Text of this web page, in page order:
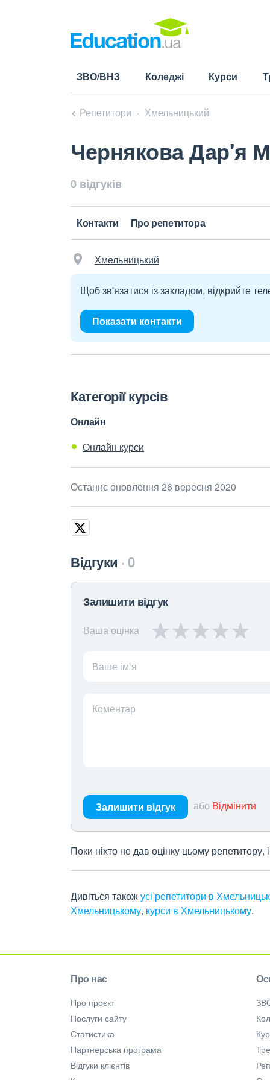
ЗВО/ВНЗ Коледжі Курси
Репетитори Хмельницький
Чернякова Дар'я
0 відгуків
Контакти Про репетитора
Хмельницький
Щоб зв'язатися із закладом, відкрийте
Показати контакти
Категорії курсів
Онлайн
Онлайн курси
Останнє оновлення 26 вересня 2020
Відгуки 0
Залишити відгук
Ваша оцінка
Ваше ім’я
Коментар
Залишити відгук або Відмінити
Поки ніхто не дав оцінку цьому
Дивіться такожусі репетитори в
Хмельницькому, курси в Хмельницькому.
Про нас
Про проєкт
Послуги сайту
Статистика
Партнерська програма
Відгуки клієнтів